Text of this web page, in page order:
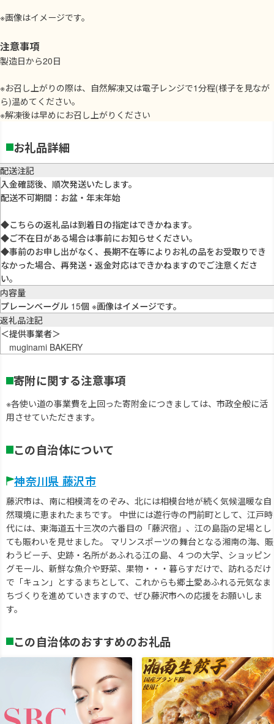
※画像はイメージです。
注意事項
製造日から20日
※お召し上がりの際は、自然解凍又は電子レンジで1分程(様子を見なが
ら)温めてください。
※解凍後は早めにお召し上がりください
お礼品詳細
配送注記
入金確認後、順次発送いたします。
配送不可期間：お盆・年末年始
◆こちらの返礼品は到着日の指定はできかねます。
◆ご不在日がある場合は事前にお知らせください。
◆事前のお申し出がなく、長期不在等によりお礼の品をお受取りでき
なかった場合、再発送・返金対応はできかねますのでご注意くださ
い。
内容量
プレーンベーグル 15個 ※画像はイメージです。
返礼品注記
＜提供事業者＞
muginami BAKERY
寄附に関する注意事項
※各使い道の事業費を上回った寄附金につきましては、市政全般に活
用させていただきます。
この自治体について
神奈川県 藤沢市
藤沢市は、南に相模湾をのぞみ、北には相模台地が続く気候温暖な自
然環境に恵まれたまちです。 中世には遊行寺の門前町として、江戸時
代には、東海道五十三次の六番目の「藤沢宿」、江の島詣の足場とし
ても賑わいを見せました。 マリンスポーツの舞台となる湘南の海、賑
わうビーチ、史跡・名所があふれる江の島、４つの大学、ショッピン
グモール、新鮮な魚介や野菜、果物・・・暮らすだけで、訪れるだけ
で「キュン」とするまちとして、これからも郷土愛あふれる元気なま
ちづくりを進めていきますので、ぜひ藤沢市への応援をお願いしま
す。
この自治体のおすすめのお礼品